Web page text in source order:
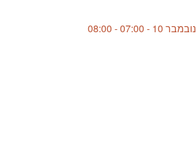
נובמבר 10 - 07:00 -
08:00